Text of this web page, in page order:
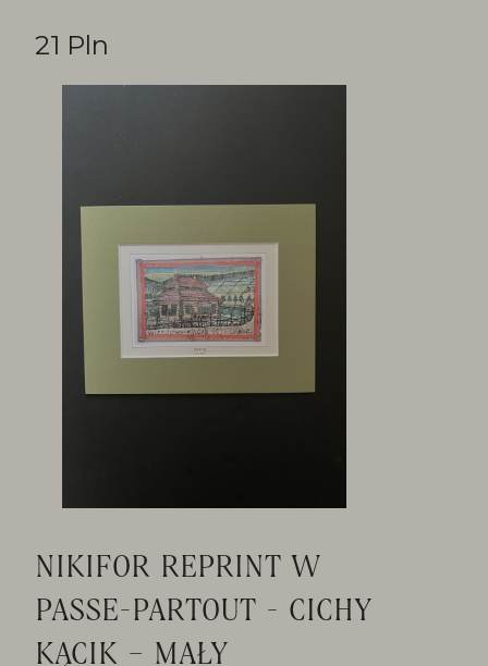
21 Pln
NIKIFOR REPRINT W
PASSE-PARTOUT - CICHY
KĄCIK – MAŁY